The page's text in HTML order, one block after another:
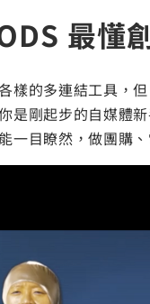
最懂
樣的多連結工具，但
是剛起步的自媒體
一目瞭然，做團購